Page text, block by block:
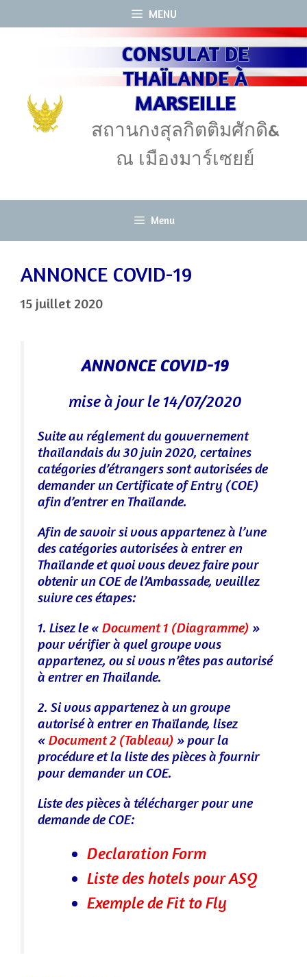
au
MENU
CONSULAT DE
THAÏLANDE À
MARSEILLE
สถานกงสุลกิตติมศักดิ&
ณ เมืองมาร์เซยย์
Menu
ANNONCE COVID-19
15 juillet 2020
ANNONCE COVID-19
mise à jour le 14/07/2020
Suite au réglement du gouvernement
thaïlandais du 30 juin 2020, certaines
catégories d’étrangers sont autorisées de
demander un Certificate of Entry (COE)
afin d’entrer en Thaïlande.
Afin de savoir si vous appartenez à l’une
des catégories autorisées à entrer en
Thaïlande et quoi vous devez faire pour
obtenir un COE de l’Ambassade, veuillez
suivre ces étapes:
1. Lisez le « Document 1 (Diagramme) »
pour vérifier à quel groupe vous
appartenez, ou si vous n’êtes pas autorisé
à entrer en Thaïlande.
2. Si vous appartenez à un groupe
autorisé à entrer en Thaïlande, lisez
« Document 2 (Tableau) » pour la
procédure et la liste des pièces à fournir
pour demander un COE.
Liste des pièces à télécharger pour une
demande de COE:
Declaration Form
Liste des hotels pour ASQ
Exemple de Fit to Fly